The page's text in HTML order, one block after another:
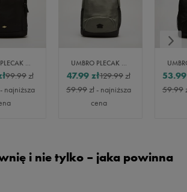
UMBRO PLECAK DESIN
99.99zł
- najniższa
UMBRO PLECAK UMNO
129.99zł
47.99 zł
59.99zł- najniższa
cena
53.99
59.99
i nie tylko – jaka powinna